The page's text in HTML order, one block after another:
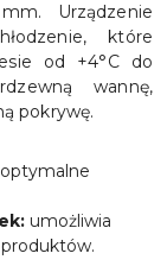
Urządzenie
które
od +4°C do
wannę,
pokrywę.
umożliwia